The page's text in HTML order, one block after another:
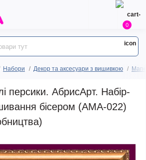
0
Набори Декор та аксесуари з вишивкою
персики. АбрисАрт. Набір-
бісером (АМА-022)